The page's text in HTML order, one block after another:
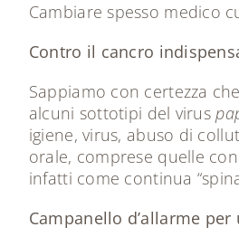
Cambiare spesso medico
Contro il cancro
Sappiamo con certezza
alcuni sottotipi del virus
igiene, virus, abuso di
orale, comprese quelle
infatti come continua
Campanello d’allarme